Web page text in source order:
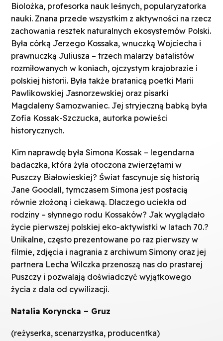
Biolożka, profesorka nauk leśnych, popularyzatorka
nauki. Znana przede wszystkim z aktywności na rzecz
zachowania resztek naturalnych ekosystemów Polski.
Była córką Jerzego Kossaka, wnuczką Wojciecha i
prawnuczką Juliusza – trzech malarzy batalistów
rozmiłowanych w koniach, ojczystym krajobrazie i
polskiej historii. Była także bratanicą poetki Marii
Pawlikowskiej Jasnorzewskiej oraz pisarki
Magdaleny Samozwaniec. Jej stryjeczną babką była
Zofia Kossak-Szczucka, autorka powieści
historycznych.
Kim naprawdę była Simona Kossak – legendarna
badaczka, która żyła otoczona zwierzętami w
Puszczy Białowieskiej? Świat fascynuje się historią
Jane Goodall, tymczasem Simona jest postacią
równie złożoną i ciekawą. Dlaczego uciekła od
rodziny – słynnego rodu Kossaków? Jak wyglądało
życie pierwszej polskiej eko-aktywistki w latach 70.?
Unikalne, często prezentowane po raz pierwszy w
filmie, zdjęcia i nagrania z archiwum Simony oraz jej
partnera Lecha Wilczka przenoszą nas do prastarej
Puszczy i pozwalają doświadczyć wyjątkowego
życia z dala od cywilizacji.
Natalia Koryncka – Gruz
(reżyserka, scenarzystka, producentka)